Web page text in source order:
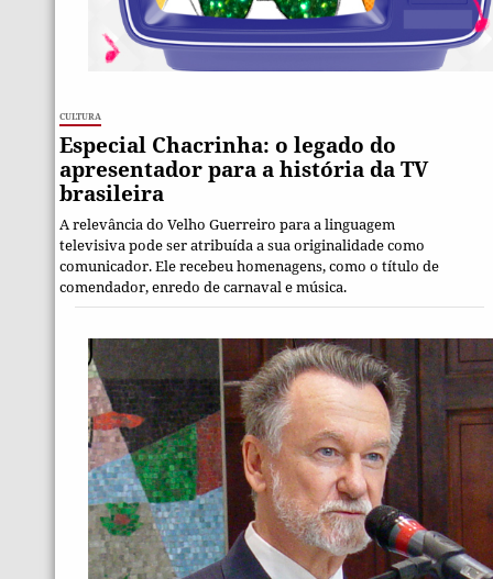
Cultura
Especial Chacrinha: o legado do
apresentador para a história da TV
brasileira
A relevância do Velho Guerreiro para a linguagem
televisiva pode ser atribuída a sua originalidade como
comunicador. Ele recebeu homenagens, como o título de
comendador, enredo de carnaval e música.